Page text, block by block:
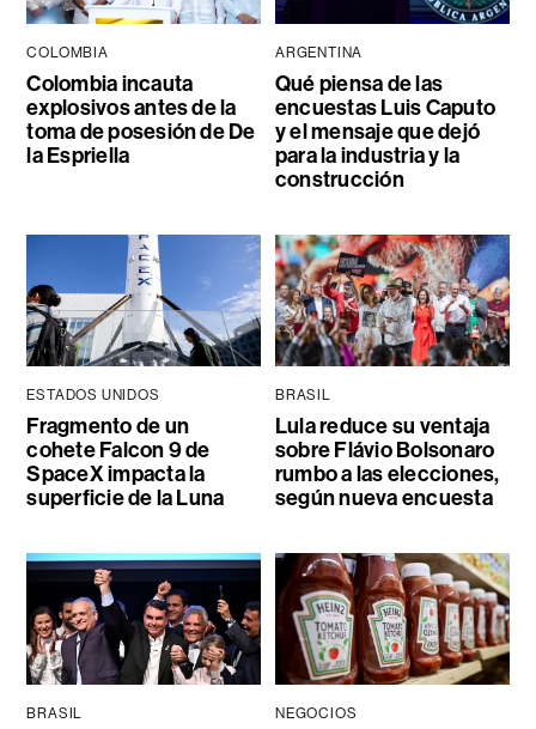
COLOMBIA
Colombia incauta
explosivos antes de la
toma de posesión de De
la Espriella
ARGENTINA
Qué piensa de las
encuestas Luis Caputo
y el mensaje que dejó
para la industria y la
construcción
ESTADOS UNIDOS
Fragmento de un
cohete Falcon 9 de
SpaceX impacta la
superficie de la Luna
BRASIL
Lula reduce su ventaja
sobre Flávio Bolsonaro
rumbo a las elecciones,
según nueva encuesta
BRASIL NEGOCIOS